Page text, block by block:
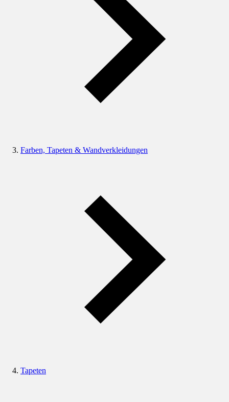
Farben, Tapeten & Wandverkleidungen
Tapeten